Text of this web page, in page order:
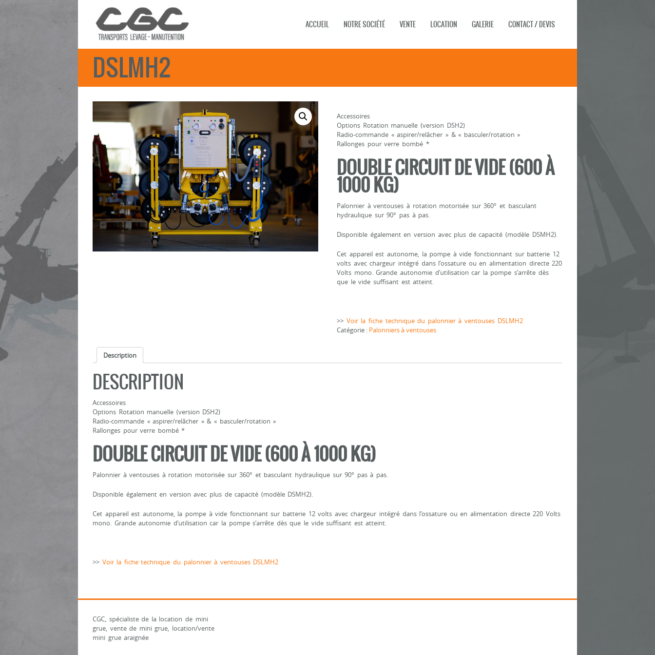
ACCUEIL NOTRE SOCIÉTÉ VENTE LOCATION GALERIE CONTACT / DEVIS
DSLMH2
Accessoires
Options Rotation manuelle (version DSH2)
Radio-commande « aspirer/relâcher » & « basculer/rotation »
Rallonges pour verre bombé *
DOUBLE CIRCUIT DE VIDE (600 À
1000 KG)
Palonnier à ventouses à rotation motorisée sur 360° et basculant
hydraulique sur 90° pas à pas.
Disponible également en version avec plus de capacité (modèle DSMH2).
Cet appareil est autonome, la pompe à vide fonctionnant sur batterie 12
volts avec chargeur intégré dans l’ossature ou en alimentation directe 220
Volts mono. Grande autonomie d’utilisation car la pompe s’arrête dès
que le vide suffisant est atteint.
>> Voir la fiche technique du palonnier à ventouses DSLMH2
Catégorie : Palonniers à ventouses
Description
DESCRIPTION
Accessoires
Options Rotation manuelle (version DSH2)
Radio-commande « aspirer/relâcher » & « basculer/rotation »
Rallonges pour verre bombé *
DOUBLE CIRCUIT DE VIDE (600 À 1000 KG)
Palonnier à ventouses à rotation motorisée sur 360° et basculant hydraulique sur 90° pas à pas.
Disponible également en version avec plus de capacité (modèle DSMH2).
Cet appareil est autonome, la pompe à vide fonctionnant sur batterie 12 volts avec chargeur intégré dans l’ossature ou en alimentation directe 220 Volts
mono. Grande autonomie d’utilisation car la pompe s’arrête dès que le vide suffisant est atteint.
>> Voir la fiche technique du palonnier à ventouses DSLMH2
CGC, spécialiste de la location de mini
grue, vente de mini grue, location/vente
mini grue araignée